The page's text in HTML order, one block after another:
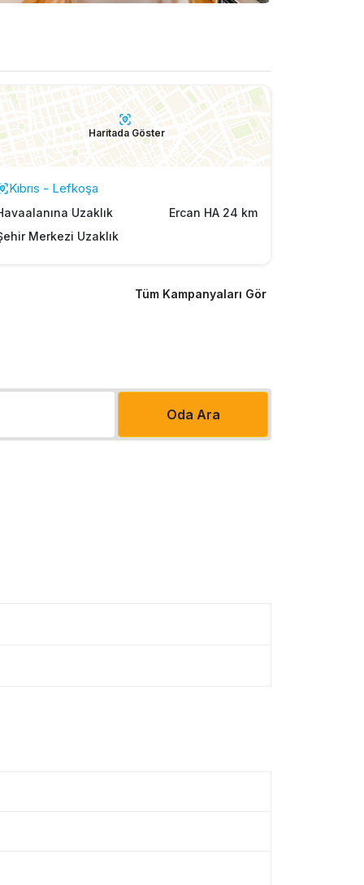
Haritada Göster
Kıbrıs - Lefkoşa
Uzaklık
Ercan HA 24 km
Merkezi Uzaklık
Tüm Kampanyaları Gör
Oda Ara